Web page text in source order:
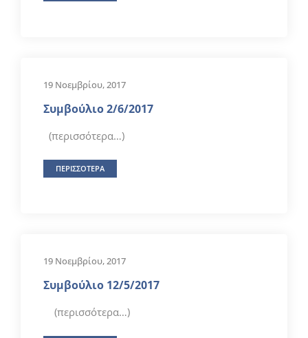
19 Νοεμβρίου, 2017
Συμβούλιο 2/6/2017
(περισσότερα…)
ΠΕΡΙΣΣΟΤΕΡΑ
19 Νοεμβρίου, 2017
Συμβούλιο 12/5/2017
(περισσότερα…)